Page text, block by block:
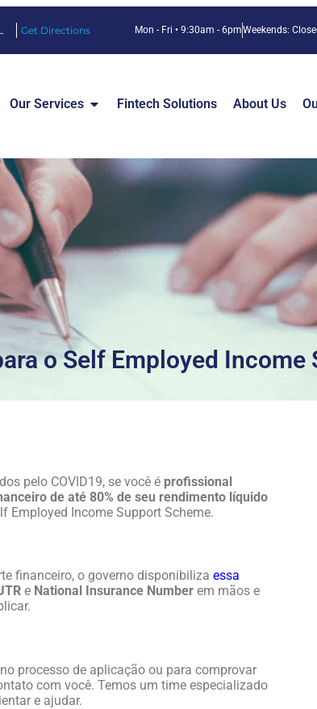
Get Directions Mon - Fri • 9:30am - 6pmWeekends:
Our Services Fintech Solutions About Us
o Self Employed Income
pelo COVID19, se você é profissional
de até 80% de seu rendimento líquido
Employed Income Support Scheme.
financeiro, o governo disponibiliza essa
e National Insurance Number em mãos e
processo de aplicação ou para comprovar
com você. Temos um time especializado
e ajudar.